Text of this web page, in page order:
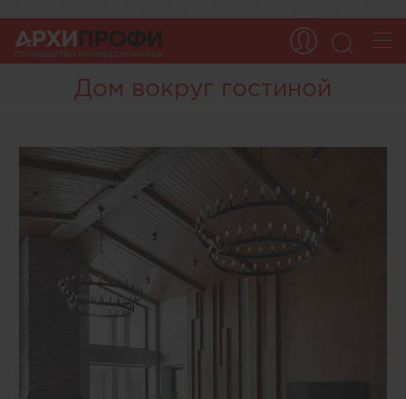
Дом вокруг гостиной